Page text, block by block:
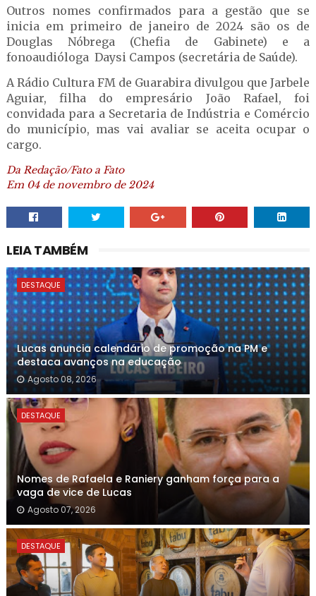
Outros nomes confirmados para a gestão que se
inicia em primeiro de janeiro de 2024 são os de
Douglas Nóbrega (Chefia de Gabinete) e a
fonoaudióloga Daysi Campos (secretária de Saúde).
A Rádio Cultura FM de Guarabira divulgou que Jarbele
Aguiar, filha do empresário João Rafael, foi
convidada para a Secretaria de Indústria e Comércio
do município, mas vai avaliar se aceita ocupar o
cargo.
Da Redação/Fato a Fato
Em 04 de novembro de 2024
LEIA TAMBÉM
DESTAQUE
Lucas anuncia calendário de promoção na PM e
destaca avanços na educação
Agosto 08, 2026
DESTAQUE
Nomes de Rafaela e Raniery ganham força para a
vaga de vice de Lucas
Agosto 07, 2026
DESTAQUE